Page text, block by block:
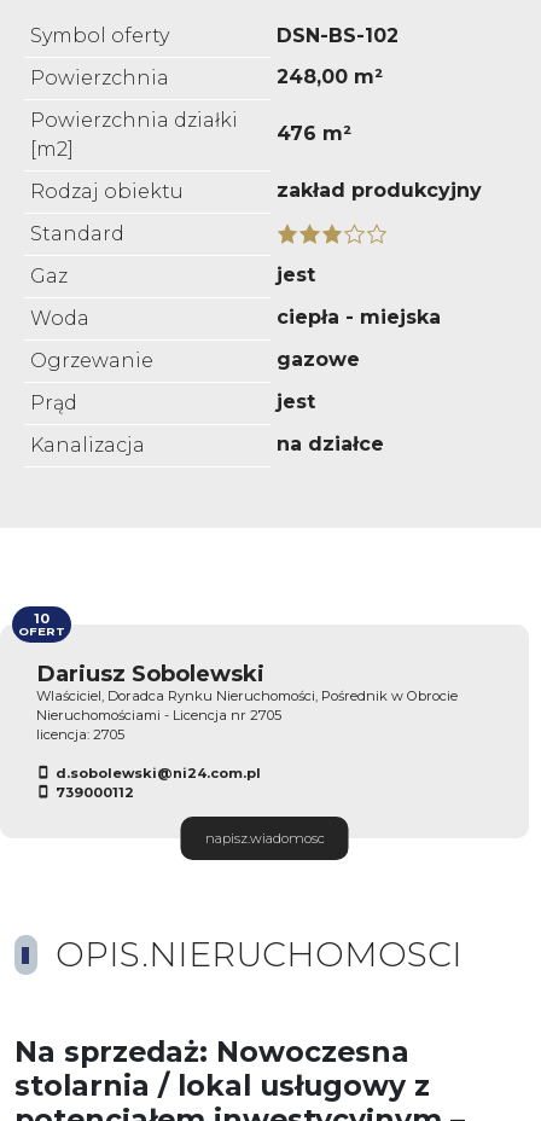
Symbol oferty
DSN-BS-102
Powierzchnia
248,00 m²
Powierzchnia działki
[m2]
476 m²
Rodzaj obiektu
zakład produkcyjny
Standard
Gaz
jest
Woda
ciepła - miejska
Ogrzewanie
gazowe
Prąd
jest
Kanalizacja
na działce
Dariusz Sobolewski
Wlaściciel, Doradca Rynku Nieruchomości, Pośrednik w Obrocie
Nieruchomościami - Licencja nr 2705
licencja: 2705
d.sobolewski@ni24.com.pl
739000112
napisz.wiadomosc
10
OFERT
OPIS.NIERUCHOMOSCI
Na sprzedaż: Nowoczesna
stolarnia / lokal usługowy z